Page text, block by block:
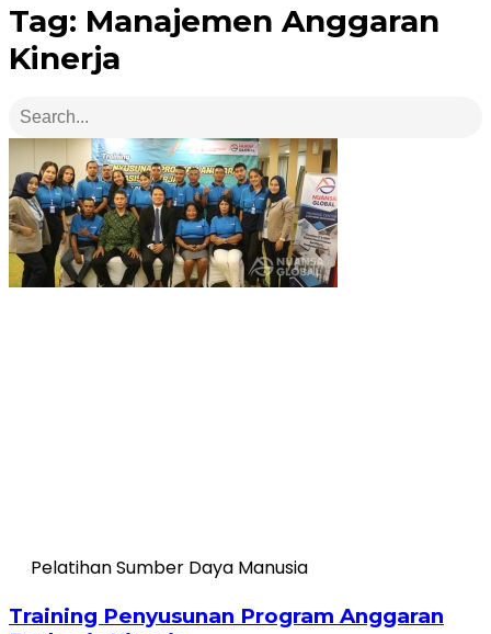
Tag: Manajemen Anggaran
Kinerja
Pelatihan Sumber Daya Manusia
Training Penyusunan Program Anggaran